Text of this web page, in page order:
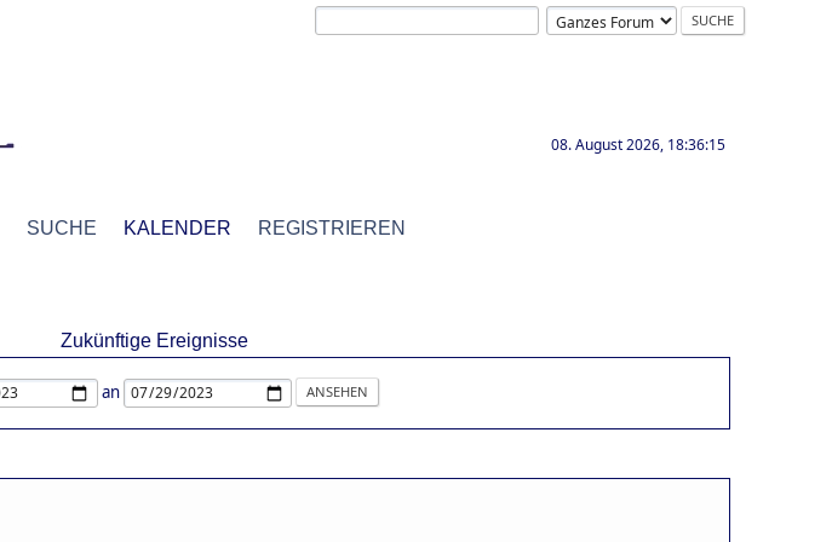
08. August 2026, 18:36:15
SUCHE KALENDER REGISTRIEREN
Zukünftige Ereignisse
an